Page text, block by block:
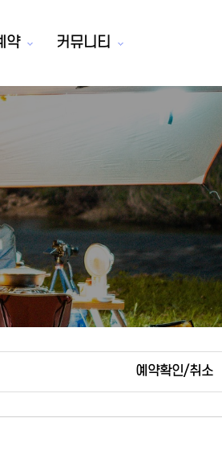
약 커뮤니티
예약확인/취소